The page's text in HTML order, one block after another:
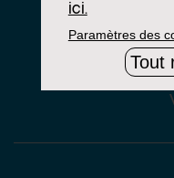
ici.
Paramètres des
Tout